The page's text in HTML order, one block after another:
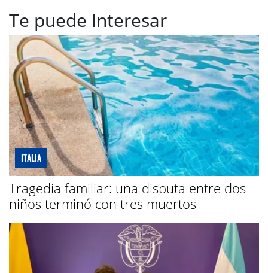
Te puede Interesar
ITALIA
Tragedia familiar: una disputa entre dos
niños terminó con tres muertos